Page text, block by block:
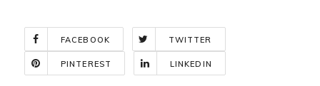
FACEBOOK TWITTER
PINTEREST LINKEDIN